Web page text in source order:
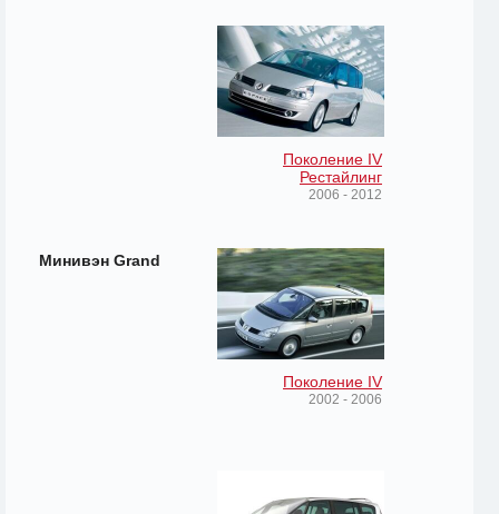
Поколение IV
Рестайлинг
2006 - 2012
Минивэн Grand
Поколение IV
2002 - 2006